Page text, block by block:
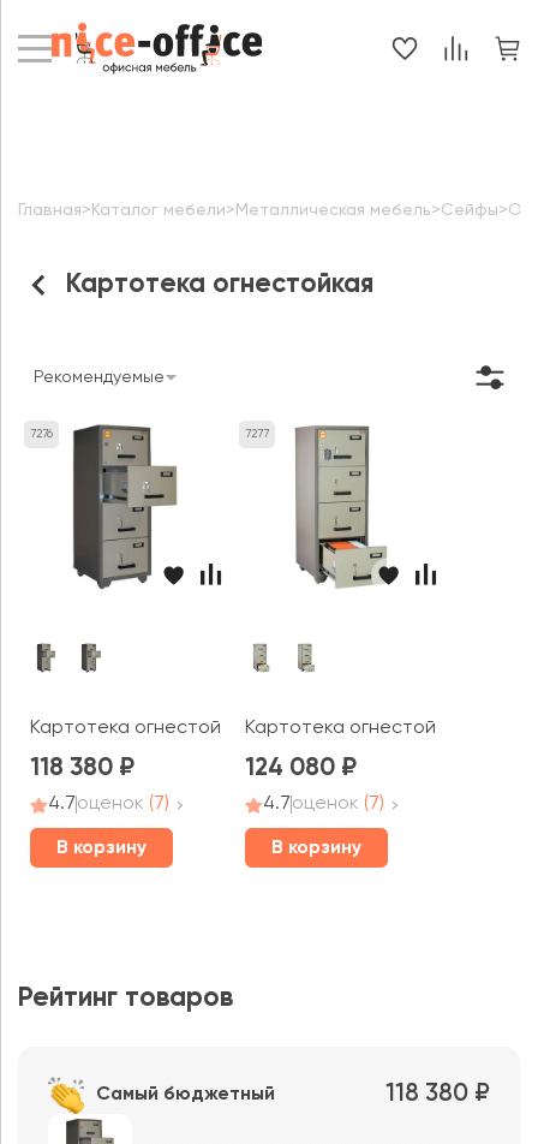
Картотека огнестойкая
Главная> Каталог мебели> Металлическая мебель>Сейфы>
Рекомендуемые
7276
Картотека огнестойкая FC 4K-KK
118 380
4.7оценок (7)
В корзину
7277
Картотека огнестойкая FC 4E-
124 080
4.7оценок (7)
В корзину
Рейтинг товаров
Самый бюджетный 118 380 ₽